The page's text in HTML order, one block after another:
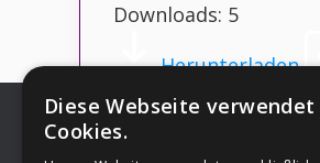
Downloads: 5
Herunterladen
Diese Webseite verwendet
Cookies.